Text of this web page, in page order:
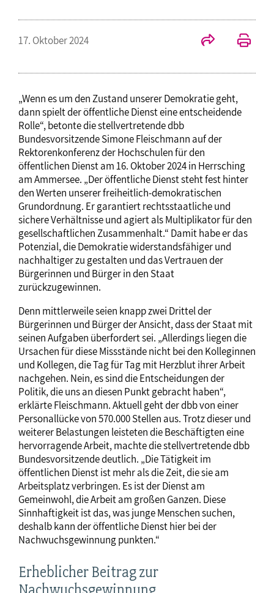
17. Oktober 2024
„Wenn es um den Zustand unserer Demokratie geht,
dann spielt der öffentliche Dienst eine entscheidende
Rolle“, betonte die stellvertretende dbb
Bundesvorsitzende Simone Fleischmann auf der
Rektorenkonferenz der Hochschulen für den
öffentlichen Dienst am 16. Oktober 2024 in Herrsching
am Ammersee. „Der öffentliche Dienst steht fest hinter
den Werten unserer freiheitlich-demokratischen
Grundordnung. Er garantiert rechtsstaatliche und
sichere Verhältnisse und agiert als Multiplikator für den
gesellschaftlichen Zusammenhalt.“ Damit habe er das
Potenzial, die Demokratie widerstandsfähiger und
nachhaltiger zu gestalten und das Vertrauen der
Bürgerinnen und Bürger in den Staat
zurückzugewinnen.
Denn mittlerweile seien knapp zwei Drittel der
Bürgerinnen und Bürger der Ansicht, dass der Staat mit
seinen Aufgaben überfordert sei. „Allerdings liegen die
Ursachen für diese Missstände nicht bei den Kolleginnen
und Kollegen, die Tag für Tag mit Herzblut ihrer Arbeit
nachgehen. Nein, es sind die Entscheidungen der
Politik, die uns an diesen Punkt gebracht haben“,
erklärte Fleischmann. Aktuell geht der dbb von einer
Personallücke von 570.000 Stellen aus. Trotz dieser und
weiterer Belastungen leisteten die Beschäftigten eine
hervorragende Arbeit, machte die stellvertretende dbb
Bundesvorsitzende deutlich. „Die Tätigkeit im
öffentlichen Dienst ist mehr als die Zeit, die sie am
Arbeitsplatz verbringen. Es ist der Dienst am
Gemeinwohl, die Arbeit am großen Ganzen. Diese
Sinnhaftigkeit ist das, was junge Menschen suchen,
deshalb kann der öffentliche Dienst hier bei der
Nachwuchsgewinnung punkten.“
Erheblicher Beitrag zur